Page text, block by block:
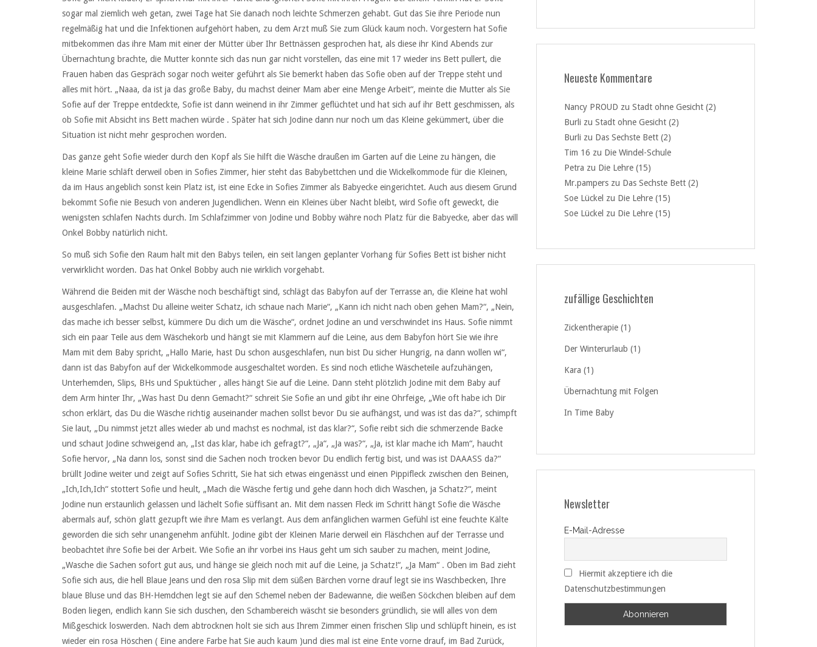
sogar mal ziemlich weh getan, zwei Tage hat Sie danach noch leichte Schmerzen gehabt. Gut das Sie ihre Periode nun
regelmäßig hat und die Infektionen aufgehört haben, zu dem Arzt muß Sie zum Glück kaum noch. Vorgestern hat Sofie
mitbekommen das ihre Mam mit einer der Mütter über Ihr Bettnässen gesprochen hat, als diese ihr Kind Abends zur
Übernachtung brachte, die Mutter konnte sich das nun gar nicht vorstellen, das eine mit 17 wieder ins Bett pullert, die
Frauen haben das Gespräch sogar noch weiter geführt als Sie bemerkt haben das Sofie oben auf der Treppe steht und
alles mit hört. „Naaa, da ist ja das große Baby, du machst deiner Mam aber eine Menge Arbeit“, meinte die Mutter als Sie
Sofie auf der Treppe entdeckte, Sofie ist dann weinend in ihr Zimmer geflüchtet und hat sich auf ihr Bett geschmissen, als
ob Sofie mit Absicht ins Bett machen würde . Später hat sich Jodine dann nur noch um das Kleine gekümmert, über die
Situation ist nicht mehr gesprochen worden.
Das ganze geht Sofie wieder durch den Kopf als Sie hilft die Wäsche draußen im Garten auf die Leine zu hängen, die
kleine Marie schläft derweil oben in Sofies Zimmer, hier steht das Babybettchen und die Wickelkommode für die Kleinen,
da im Haus angeblich sonst kein Platz ist, ist eine Ecke in Sofies Zimmer als Babyecke eingerichtet. Auch aus diesem Grund
bekommt Sofie nie Besuch von anderen Jugendlichen. Wenn ein Kleines über Nacht bleibt, wird Sofie oft geweckt, die
wenigsten schlafen Nachts durch. Im Schlafzimmer von Jodine und Bobby währe noch Platz für die Babyecke, aber das will
Onkel Bobby natürlich nicht.
So muß sich Sofie den Raum halt mit den Babys teilen, ein seit langen geplanter Vorhang für Sofies Bett ist bisher nicht
verwirklicht worden. Das hat Onkel Bobby auch nie wirklich vorgehabt.
Während die Beiden mit der Wäsche noch beschäftigt sind, schlägt das Babyfon auf der Terrasse an, die Kleine hat wohl
ausgeschlafen. „Machst Du alleine weiter Schatz, ich schaue nach Marie“, „Kann ich nicht nach oben gehen Mam?“, „Nein,
das mache ich besser selbst, kümmere Du dich um die Wäsche“, ordnet Jodine an und verschwindet ins Haus. Sofie nimmt
sich ein paar Teile aus dem Wäschekorb und hängt sie mit Klammern auf die Leine, aus dem Babyfon hört Sie wie ihre
Mam mit dem Baby spricht, „Hallo Marie, hast Du schon ausgeschlafen, nun bist Du sicher Hungrig, na dann wollen wi“,
dann ist das Babyfon auf der Wickelkommode ausgeschaltet worden. Es sind noch etliche Wäscheteile aufzuhängen,
Unterhemden, Slips, BHs und Spuktücher , alles hängt Sie auf die Leine. Dann steht plötzlich Jodine mit dem Baby auf
dem Arm hinter Ihr, „Was hast Du denn Gemacht?“ schreit Sie Sofie an und gibt ihr eine Ohrfeige, „Wie oft habe ich Dir
schon erklärt, das Du die Wäsche richtig auseinander machen sollst bevor Du sie aufhängst, und was ist das da?“, schimpft
Sie laut, „Du nimmst jetzt alles wieder ab und machst es nochmal, ist das klar?“, Sofie reibt sich die schmerzende Backe
und schaut Jodine schweigend an, „Ist das klar, habe ich gefragt?“, „Ja“, „Ja was?“, „Ja, ist klar mache ich Mam“, haucht
Sofie hervor, „Na dann los, sonst sind die Sachen noch trocken bevor Du endlich fertig bist, und was ist DAAASS da?“
brüllt Jodine weiter und zeigt auf Sofies Schritt, Sie hat sich etwas eingenässt und einen Pippifleck zwischen den Beinen,
„Ich,Ich,Ich“ stottert Sofie und heult, „Mach die Wäsche fertig und gehe dann hoch dich Waschen, ja Schatz?“, meint
Jodine nun erstaunlich gelassen und lächelt Sofie süffisant an. Mit dem nassen Fleck im Schritt hängt Sofie die Wäsche
abermals auf, schön glatt gezupft wie ihre Mam es verlangt. Aus dem anfänglichen warmen Gefühl ist eine feuchte Kälte
geworden die sich sehr unangenehm anfühlt. Jodine gibt der Kleinen Marie derweil ein Fläschchen auf der Terrasse und
beobachtet ihre Sofie bei der Arbeit. Wie Sofie an ihr vorbei ins Haus geht um sich sauber zu machen, meint Jodine,
„Wasche die Sachen sofort gut aus, und hänge sie gleich noch mit auf die Leine, ja Schatz!“, „Ja Mam“ . Oben im Bad zieht
Sofie sich aus, die hell Blaue Jeans und den rosa Slip mit dem süßen Bärchen vorne drauf legt sie ins Waschbecken, Ihre
blaue Bluse und das BH-Hemdchen legt sie auf den Schemel neben der Badewanne, die weißen Söckchen bleiben auf dem
Boden liegen, endlich kann Sie sich duschen, den Schambereich wäscht sie besonders gründlich, sie will alles von dem
Mißgeschick loswerden. Nach dem abtrocknen holt sie sich aus Ihrem Zimmer einen frischen Slip und schlüpft hinein, es ist
wieder ein rosa Höschen ( Eine andere Farbe hat Sie auch kaum )und dies mal ist eine Ente vorne drauf, im Bad Zurück,
Neueste Kommentare
Nancy PROUD zu Stadt ohne Gesicht (2)
Burli zu Stadt ohne Gesicht (2)
Burli zu Das Sechste Bett (2)
Tim 16 zu Die Windel-Schule
Petra zu Die Lehre (15)
Mr.pampers zu Das Sechste Bett (2)
Soe Lückel zu Die Lehre (15)
Soe Lückel zu Die Lehre (15)
zufällige Geschichten
Zickentherapie (1)
Der Winterurlaub (1)
Kara (1)
Übernachtung mit Folgen
In Time Baby
Newsletter
E-Mail-Adresse
Hiermit akzeptiere ich die
Datenschutzbestimmungen